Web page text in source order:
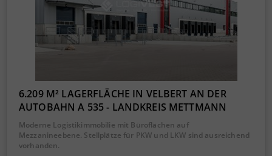
6.209 M² LAGERFLÄCHE IN VELBERT AN DER
AUTOBAHN A 535 - LANDKREIS METTMANN
Moderne Logistikimmobilie mit Büroflächen auf
Mezzanineebene. Stellplätze für PKW und LKW sind ausreichend
vorhanden.